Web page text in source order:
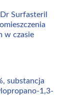
Surfasteril
w czasie
substancja
1,3-